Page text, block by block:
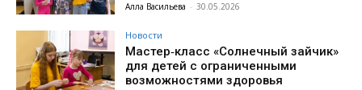
Алла Васильева - 30.05.2026
Новости
Мастер‑класс «Солнечный зайчик»
для детей с ограниченными
возможностями здоровья